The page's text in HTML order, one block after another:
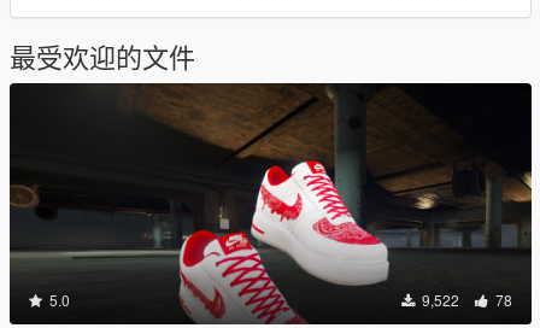
最受欢迎的文件
5.0 9,522 78